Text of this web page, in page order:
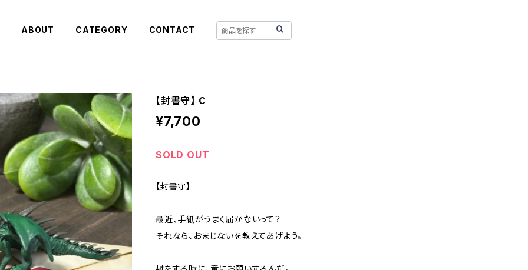
ABOUT CATEGORY CONTACT
【封書守】 C
¥7,700
SOLD OUT
【封書守】
最近、手紙がうまく届かないって？
それなら、おまじないを教えてあげよう。